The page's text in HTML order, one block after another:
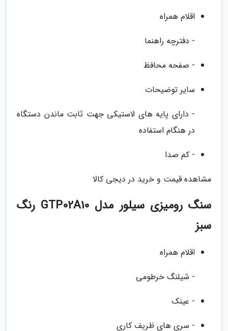
اقلام همراه
- دفترچه راهنما
- صفحه محافظ
سایر توضیحات
- دارای پایه های لاستیکی جهت ثابت ماندن دستگاه
در هنگام استفاده
- کم صدا
مشاهده قیمت و خرید در دیجی کالا
سنگ رومیزی سیلور مدل GTP02A10 رنگ
سبز
اقلام همراه
- شیلنگ خرطومی
- عینک
- سری های ظریف کاری